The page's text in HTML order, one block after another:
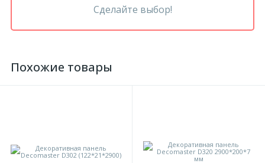
Сделайте выбор!
Похожие товары